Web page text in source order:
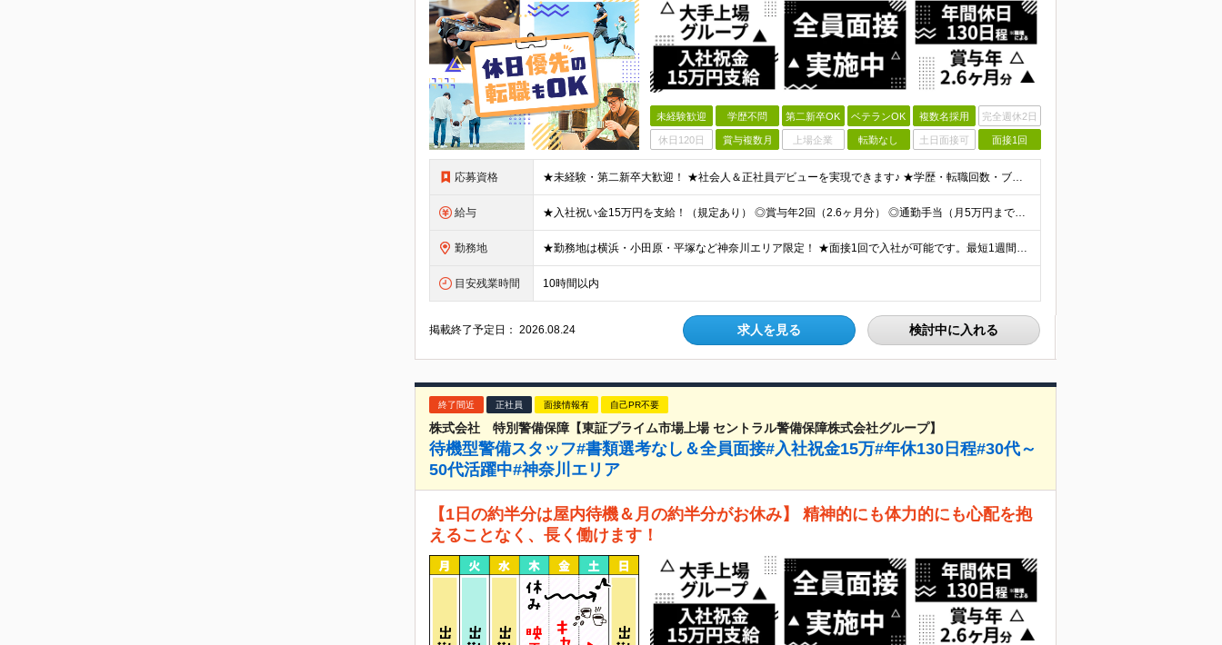
未経験歓迎 学歴不問 第二新卒OK ベテランOK 複数名採用 完全週休2日
休日120日 賞与複数月 上場企業 転勤なし 土日面接可 面接1回
応募資格 ★未経験・第二新卒大歓迎！ ★社会人＆正社員デビューを実現できます♪ ★学歴・転職回数・ブランク不問 ★65歳未満の方（定年年齢を上限とするため） ※人物重視の採用です！ ≪未経験スタートの社員が多
給与 ★入社祝い金15万円を支給！（規定あり） ◎賞与年2回（2.6ヶ月分） ◎通勤手当（月5万円まで） ◎残業手当（全額支給） ◎家族手当（1名につき7,000円支給） ◎夜勤手当（1000円/回 ※1ヶ
勤務地 ★勤務地は横浜・小田原・平塚など神奈川エリア限定！ ★面接1回で入社が可能です。最短1週間での入社も！ 平塚市内（施設先）もしくは隣接する近隣の地域での勤務となります。 ・神奈川県平塚市 ・神奈川県
目安残業時間 10時間以内
掲載終了予定日：2026.08.24 求人を見る 検討中に入れる
終了間近 正社員 面接情報有 自己PR不要
株式会社 特別警備保障【東証プライム市場上場 セントラル警備保障株式会社グループ】
待機型警備スタッフ#書類選考なし＆全員面接#入社祝金15万#年休130日程#30代～
50代活躍中#神奈川エリア
【1日の約半分は屋内待機＆月の約半分がお休み】 精神的にも体力的にも心配を抱
えることなく、長く働けます！